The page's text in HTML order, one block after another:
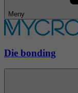
Meny
Die bonding